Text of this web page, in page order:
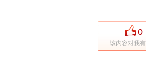
0
该内容对我